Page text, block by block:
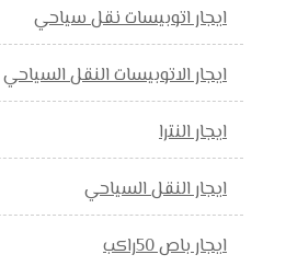
ايجار اتوبيسات نقل سياحي
ايجار الاتوبيسات النقل السياحي
ايجار النترا
ايجار النقل السياحي
ايجار باص 50راكب